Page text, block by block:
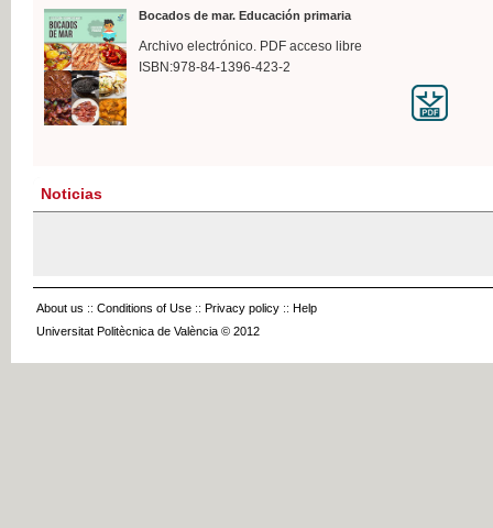
Bocados de mar. Educación primaria
Archivo electrónico. PDF acceso libre
ISBN:978-84-1396-423-2
Noticias
About us :: Conditions of Use :: Privacy policy :: Help
Universitat Politècnica de València © 2012